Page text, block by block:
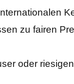
zu fairen
oder riesigen